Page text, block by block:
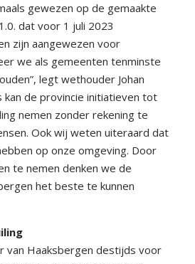
gewezen op de gemaakte
dat voor 1 juli 2023
zijn aangewezen voor
we als gemeenten tenminste
legt wethouder Johan
kan de provincie initiatieven tot
nemen zonder rekening te
Ook wij weten uiteraard dat
op onze omgeving. Door
te nemen denken we de
het beste te kunnen
van Haaksbergen destijds voor